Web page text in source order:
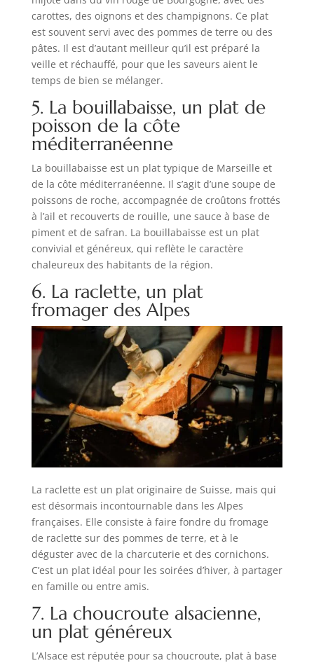
carottes, des oignons et des champignons. Ce plat
est souvent servi avec des pommes de terre ou des
pâtes. Il est d’autant meilleur qu’il est préparé la
veille et réchauffé, pour que les saveurs aient le
temps de bien se mélanger.
5. La bouillabaisse, un plat de
poisson de la côte
méditerranéenne
La bouillabaisse est un plat typique de Marseille et
de la côte méditerranéenne. Il s’agit d’une soupe de
poissons de roche, accompagnée de croûtons frottés
à l’ail et recouverts de rouille, une sauce à base de
piment et de safran. La bouillabaisse est un plat
convivial et généreux, qui reflète le caractère
chaleureux des habitants de la région.
6. La raclette, un plat
fromager des Alpes
La raclette est un plat originaire de Suisse, mais qui
est désormais incontournable dans les Alpes
françaises. Elle consiste à faire fondre du fromage
de raclette sur des pommes de terre, et à le
déguster avec de la charcuterie et des cornichons.
C’est un plat idéal pour les soirées d’hiver, à partager
en famille ou entre amis.
7. La choucroute alsacienne,
un plat généreux
L’Alsace est réputée pour sa choucroute, plat à base